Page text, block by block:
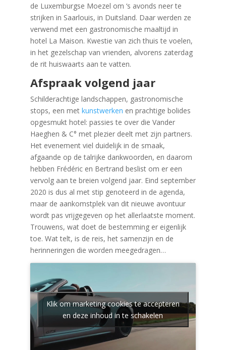
de Luxemburgse Moezel om ‘s avonds neer te
strijken in Saarlouis, in Duitsland. Daar werden ze
verwend met een gastronomische maaltijd in
hotel La Maison. Kwestie van zich thuis te voelen,
in het gezelschap van vrienden, alvorens zaterdag
de rit huiswaarts aan te vatten.
Afspraak volgend jaar
Schilderachtige landschappen, gastronomische
stops, een metkunstwerken en prachtige bolides
opgesmukt hotel: passies te over die Vander
Haeghen & C° met plezier deelt met zijn partners.
Het evenement viel duidelijk in de smaak,
afgaande op de talrijke dankwoorden, en daarom
hebben Frédéric en Bertrand beslist om er een
vervolg aan te breien volgend jaar. Eind september
2020 is dus al met stip genoteerd in de agenda,
maar de aankomstplek van dit nieuwe avontuur
wordt pas vrijgegeven op het allerlaatste moment.
Trouwens, wat doet de bestemming er eigenlijk
toe. Wat telt, is de reis, het samenzijn en de
herinneringen die worden meegedragen…
Klik om marketing cookies te accepteren
en deze inhoud in te schakelen